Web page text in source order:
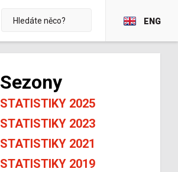
ENG
Sezony
STATISTIKY 2025
STATISTIKY 2023
STATISTIKY 2021
STATISTIKY 2019